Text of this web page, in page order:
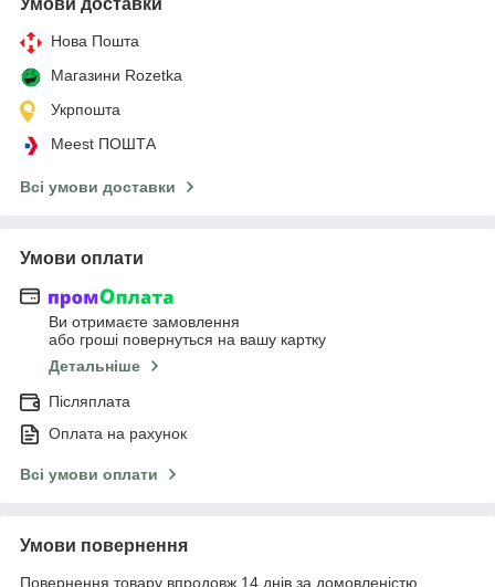
Нова Пошта
Магазини Rozetka
Укрпошта
Meest ПОШТА
Всі умови доставки
Умови оплати
Ви отримаєте замовлення
або гроші повернуться на вашу картку
Детальніше
Післяплата
Оплата на рахунок
Всі умови оплати
Умови повернення
Повернення товару впродовж 14 днів за домовленістю